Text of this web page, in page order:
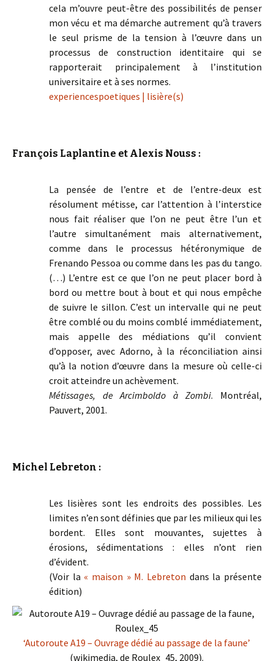
cela m’ouvre peut-être des possibilités de penser
mon vécu et ma démarche autrement qu’à travers
le seul prisme de la tension à l’œuvre dans un
processus de construction identitaire qui se
rapporterait principalement à l’institution
universitaire et à ses normes.
experiencespoetiques | lisière(s)
François Laplantine et Alexis Nouss :
La pensée de l’entre et de l’entre-deux est
résolument métisse, car l’attention à l’interstice
nous fait réaliser que l’on ne peut être l’un et
l’autre simultanément mais alternativement,
comme dans le processus hétéronymique de
Frenando Pessoa ou comme dans les pas du tango.
(…) L’entre est ce que l’on ne peut placer bord à
bord ou mettre bout à bout et qui nous empêche
de suivre le sillon. C’est un intervalle qui ne peut
être comblé ou du moins comblé immédiatement,
mais appelle des médiations qu’il convient
d’opposer, avec Adorno, à la réconciliation ainsi
qu’à la notion d’œuvre dans la mesure où celle-ci
croit atteindre un achèvement.
Métissages, de Arcimboldo à Zombi. Montréal,
Pauvert, 2001.
Michel Lebreton :
Les lisières sont les endroits des possibles. Les
limites n’en sont définies que par les milieux qui les
bordent. Elles sont mouvantes, sujettes à
érosions, sédimentations : elles n’ont rien
d’évident.
(Voir la « maison » M. Lebreton dans la présente
édition)
‘Autoroute A19 – Ouvrage dédié au passage de la faune’
(wikimedia, de Roulex_45, 2009).